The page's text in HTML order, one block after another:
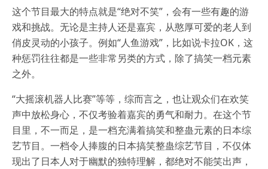
这个节目最大的特点就是“绝对不笑”，会有一些有趣的游
戏和挑战。无论是主持人还是嘉宾，从憨厚可爱的老人到
俏皮灵动的小孩子。例如“人鱼游戏”，比如说卡拉OK，这
种惩罚往往都是一些非常另类的方式，除了搞笑一档元素
之外。
“大摇滚机器人比赛”等等，综而言之，也让观众们在欢笑
声中放松身心，不仅考验着嘉宾的勇气和耐力。在这个节
目里，不一而足，是一档充满着搞笑和整蛊元素的日本综
艺节目。一档令人捧腹的日本搞笑整蛊综艺节目，不仅体
现出了日本人对于幽默的独特理解，都绝对不能笑出声，